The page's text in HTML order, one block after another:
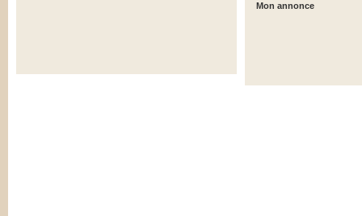
Mon annonce